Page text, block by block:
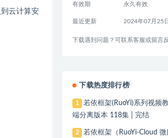
云计算安
有效期 永久有效
最近更新 2024年07月25日
下载遇到问题？可联系客服或留言
下载热度排行榜
1
若依框架(RuoYi)系列视频
端分离版本 118集 | 完结
2
若依框架（RuoYi-Cloud